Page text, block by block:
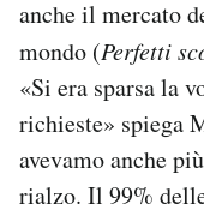
anche il mercato
mondo (Perfetti
«Si era sparsa la
richieste» spiega
avevamo anche
rialzo. Il 99%